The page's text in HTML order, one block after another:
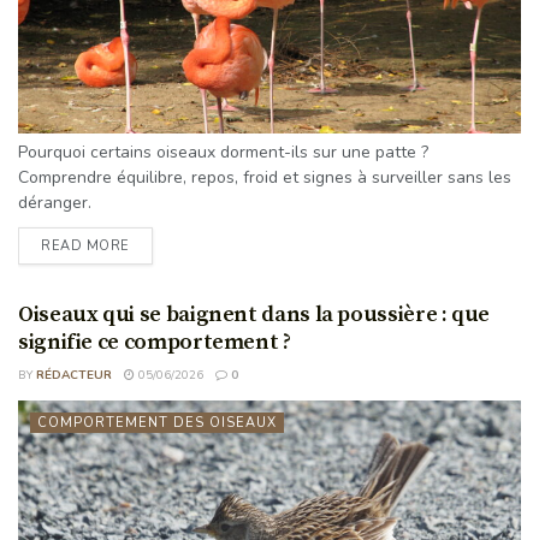
Pourquoi certains oiseaux dorment-ils sur une patte ?
Comprendre équilibre, repos, froid et signes à surveiller sans les
déranger.
READ MORE
Oiseaux qui se baignent dans la poussière : que
signifie ce comportement ?
BY RÉDACTEUR 05/06/2026 0
COMPORTEMENT DES OISEAUX